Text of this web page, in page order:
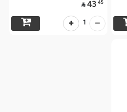
45
43

1